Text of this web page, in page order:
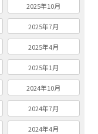
2025年10月
2025年7月
2025年4月
2025年1月
2024年10月
2024年7月
2024年4月